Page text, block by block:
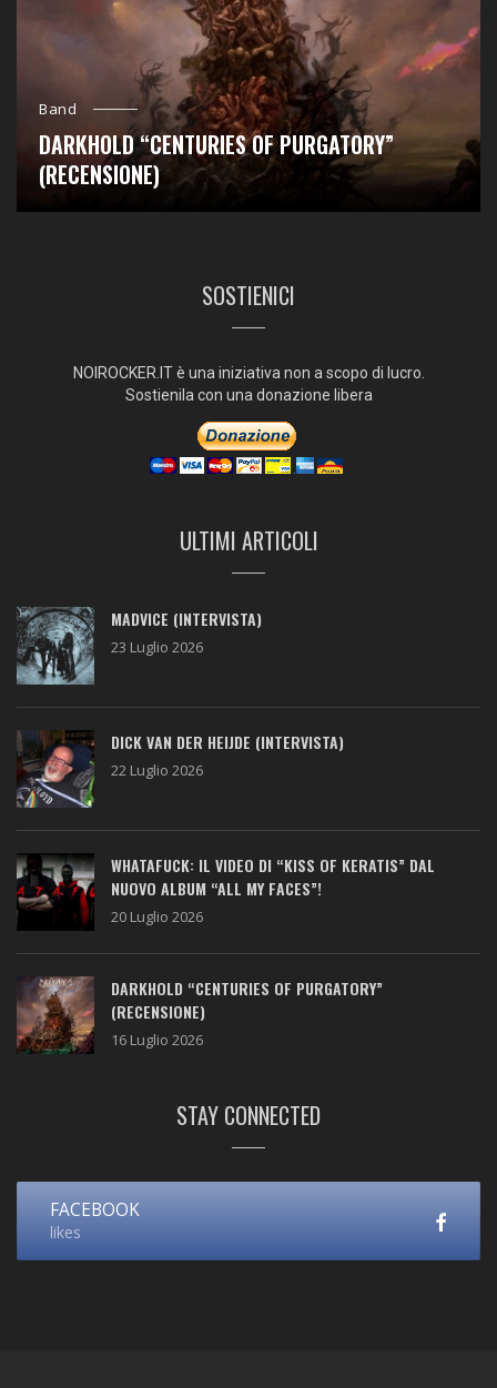
Band
DARKHOLD “CENTURIES OF PURGATORY”
(RECENSIONE)
SOSTIENICI
NOIROCKER.IT è una iniziativa non a scopo di lucro.
Sostienila con una donazione libera
ULTIMI ARTICOLI
MADVICE (INTERVISTA)
23 Luglio 2026
DICK VAN DER HEIJDE (INTERVISTA)
22 Luglio 2026
WHATAFUCK: IL VIDEO DI “KISS OF KERATIS” DAL
NUOVO ALBUM “ALL MY FACES”!
20 Luglio 2026
DARKHOLD “CENTURIES OF PURGATORY”
(RECENSIONE)
16 Luglio 2026
STAY CONNECTED
FACEBOOK
likes